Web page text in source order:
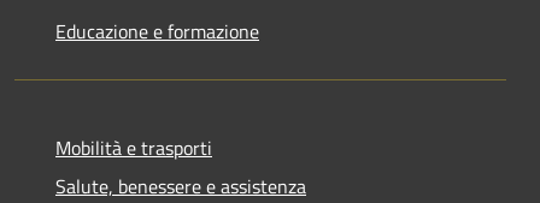
Educazione e formazione
Mobilità e trasporti
Salute, benessere e assistenza